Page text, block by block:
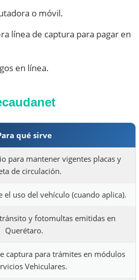
o móvil.
línea de captura para pagar en
en línea.
qué sirve
para mantener vigentes placas y
de circulación.
el uso del vehículo (cuando aplica).
y fotomultas emitidas en
Querétaro.
captura para trámites en módulos
Vehiculares.